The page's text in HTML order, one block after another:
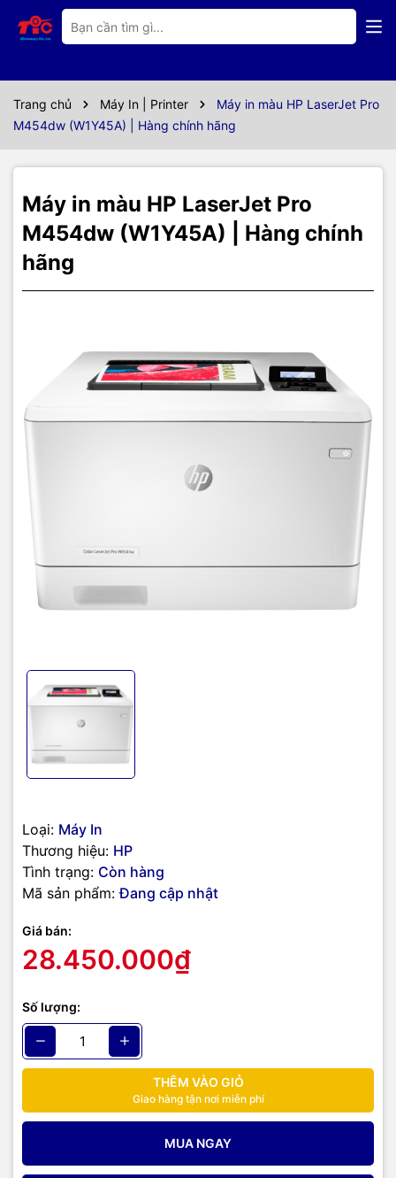
Trang chủ Máy In | Printer
Máy in màu HP LaserJet Pro
M454dw (W1Y45A) | Hàng chính hãng
Máy in màu HP LaserJet Pro
M454dw (W1Y45A) | Hàng chính
hãng
Loại: Máy In
Thương hiệu: HP
Tình trạng: Còn hàng
Mã sản phẩm: Đang cập nhật
Giá bán:
28.450.000₫
Số lượng:
THÊM VÀO GIỎ
Giao hàng tận nơi miễn phí
MUA NGAY
Thông số kỹ thuật
Máy in màu HP LaserJet Pro
M454dw (W1Y45A)
In 2 mặt nhanh, nâng cao hiệu
suất làm việc và bảo vệ môi
A5, B5, Lettergiúp bạn in hình ảnh hay văn bản sắc nét hơn, phục
vụ tốt cho những công việc văn phòng.
mặt cùngtốc độ xử lý 1200MHz